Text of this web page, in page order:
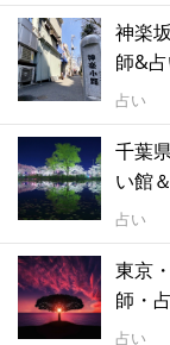
神楽
師&
占い
千葉
い館
占い
東京
師・
占い